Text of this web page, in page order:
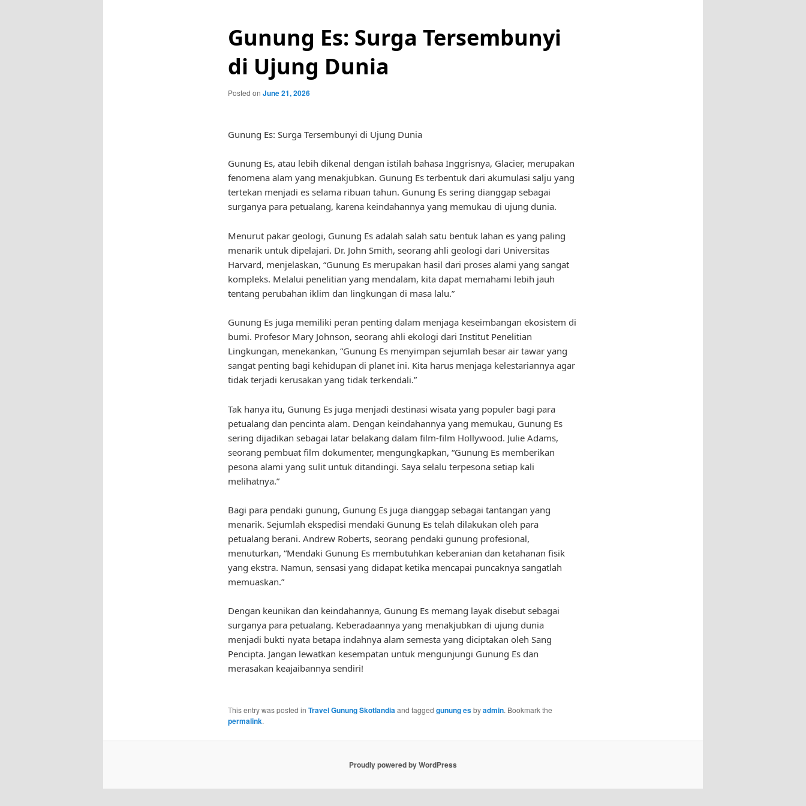
Gunung Es: Surga Tersembunyi
di Ujung Dunia
Posted on June 21, 2026
Gunung Es: Surga Tersembunyi di Ujung Dunia
Gunung Es, atau lebih dikenal dengan istilah bahasa Inggrisnya, Glacier, merupakan
fenomena alam yang menakjubkan. Gunung Es terbentuk dari akumulasi salju yang
tertekan menjadi es selama ribuan tahun. Gunung Es sering dianggap sebagai
surganya para petualang, karena keindahannya yang memukau di ujung dunia.
Menurut pakar geologi, Gunung Es adalah salah satu bentuk lahan es yang paling
menarik untuk dipelajari. Dr. John Smith, seorang ahli geologi dari Universitas
Harvard, menjelaskan, “Gunung Es merupakan hasil dari proses alami yang sangat
kompleks. Melalui penelitian yang mendalam, kita dapat memahami lebih jauh
tentang perubahan iklim dan lingkungan di masa lalu.”
Gunung Es juga memiliki peran penting dalam menjaga keseimbangan ekosistem di
bumi. Profesor Mary Johnson, seorang ahli ekologi dari Institut Penelitian
Lingkungan, menekankan, “Gunung Es menyimpan sejumlah besar air tawar yang
sangat penting bagi kehidupan di planet ini. Kita harus menjaga kelestariannya agar
tidak terjadi kerusakan yang tidak terkendali.”
Tak hanya itu, Gunung Es juga menjadi destinasi wisata yang populer bagi para
petualang dan pencinta alam. Dengan keindahannya yang memukau, Gunung Es
sering dijadikan sebagai latar belakang dalam film-film Hollywood. Julie Adams,
seorang pembuat film dokumenter, mengungkapkan, “Gunung Es memberikan
pesona alami yang sulit untuk ditandingi. Saya selalu terpesona setiap kali
melihatnya.”
Bagi para pendaki gunung, Gunung Es juga dianggap sebagai tantangan yang
menarik. Sejumlah ekspedisi mendaki Gunung Es telah dilakukan oleh para
petualang berani. Andrew Roberts, seorang pendaki gunung profesional,
menuturkan, “Mendaki Gunung Es membutuhkan keberanian dan ketahanan fisik
yang ekstra. Namun, sensasi yang didapat ketika mencapai puncaknya sangatlah
memuaskan.”
Dengan keunikan dan keindahannya, Gunung Es memang layak disebut sebagai
surganya para petualang. Keberadaannya yang menakjubkan di ujung dunia
menjadi bukti nyata betapa indahnya alam semesta yang diciptakan oleh Sang
Pencipta. Jangan lewatkan kesempatan untuk mengunjungi Gunung Es dan
merasakan keajaibannya sendiri!
This entry was posted in Travel Gunung Skotlandiaand tagged gunung esbyadmin. Bookmark the
permalink.
Proudly powered by WordPress